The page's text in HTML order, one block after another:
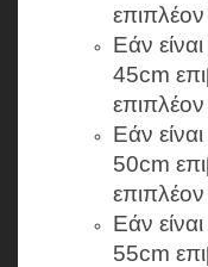
επιπλέον
Εάν
45cm
επιπλέον
Εάν
50cm
επιπλέον
Εάν
55cm